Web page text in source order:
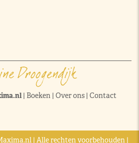
| Boeken| Over ons| Contact
| Alle rechten voorbehouden |